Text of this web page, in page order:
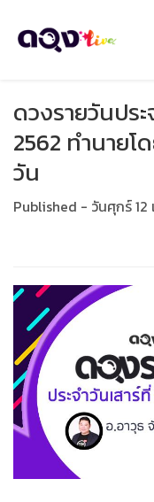
ดวงรายวันประ
2562 ทำนายโ
วัน
Published - วันศุกร์ 12